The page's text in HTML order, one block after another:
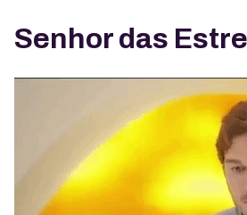
Senhor das